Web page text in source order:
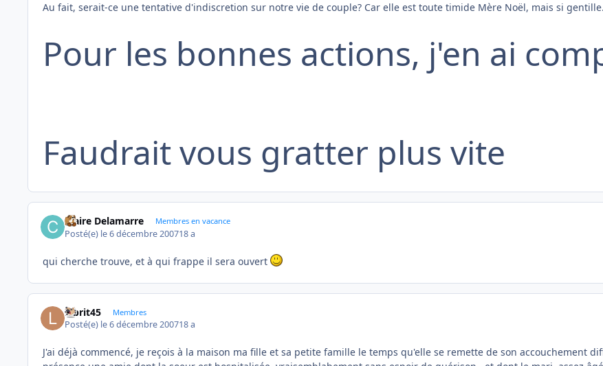
Au fait, serait-ce une tentative d'indiscretion sur notre vie de couple? Car elle est toute timide Mère Noël, mais si gentille.
Pour les bonnes actions, j'en ai
Faudrait vous gratter plus vite
Claire Delamarre Membres en vacance
Posté(e) le 6 décembre 200718 a
qui cherche trouve, et à qui frappe il sera ouvert
labrit45 Membres
Posté(e) le 6 décembre 200718 a
J'ai déjà commencé, je reçois à la maison ma fille et sa petite famille le temps qu'elle se remette de son accouchement